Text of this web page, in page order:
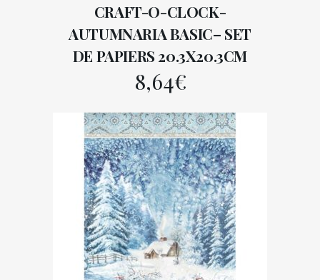
CRAFT-O-CLOCK-
AUTUMNARIA BASIC– SET
DE PAPIERS 20.3X20.3CM
8,64€